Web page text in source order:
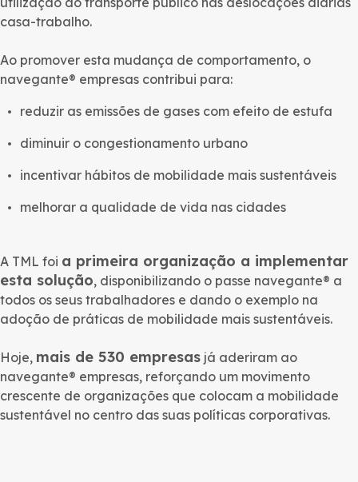
casa-trabalho.
Ao promover esta mudança de comportamento, o
navegante® empresas contribui para:
reduzir as emissões de gases com efeito de estufa
diminuir o congestionamento urbano
incentivar hábitos de mobilidade mais sustentáveis
melhorar a qualidade de vida nas cidades
A TML foi a primeira organização a implementar
esta solução, disponibilizando o passe navegante® a
todos os seus trabalhadores e dando o exemplo na
adoção de práticas de mobilidade mais sustentáveis.
Hoje, mais de 530 empresas já aderiram ao
navegante® empresas, reforçando um movimento
crescente de organizações que colocam a mobilidade
sustentável no centro das suas políticas corporativas.